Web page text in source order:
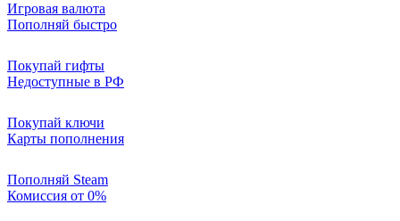
Игровая валюта
Пополняй быстро
Покупай гифты
Недоступные в РФ
Покупай ключи
Карты пополнения
Пополняй Steam
Комиссия от 0%